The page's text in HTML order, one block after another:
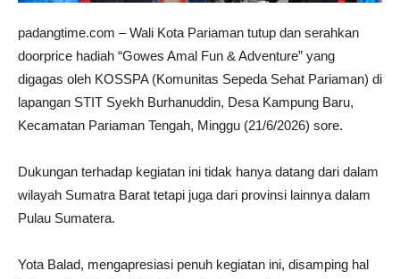
padangtime.com – Wali Kota Pariaman tutup dan serahkan
doorprice hadiah “Gowes Amal Fun & Adventure” yang
digagas oleh KOSSPA (Komunitas Sepeda Sehat Pariaman) di
lapangan STIT Syekh Burhanuddin, Desa Kampung Baru,
Kecamatan Pariaman Tengah, Minggu (21/6/2026) sore.
Dukungan terhadap kegiatan ini tidak hanya datang dari dalam
wilayah Sumatra Barat tetapi juga dari provinsi lainnya dalam
Pulau Sumatera.
Yota Balad, mengapresiasi penuh kegiatan ini, disamping hal